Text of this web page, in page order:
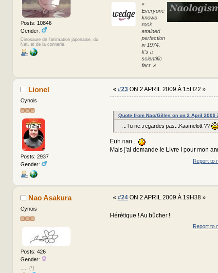
Posts: 10846
Gender:
Dinosaure de l'animation japonaise, du
Net, et de la connerie.
«
Everyone
knows
rock
attained
perfection
in 1974.
It's a
scientific
fact. »
Lionel
Cynois
Posts: 2937
Gender:
« #23ON 2 APRIL 2009 À 15H22 »
Quote from Nao/Gilles on on 2 April 2009
...Tu ne..regardes pas...Kaamelott ??
Euh nan...
Mais j'ai demande le Livre I pour mon
Report to
Nao Asakura
Cynois
Posts: 426
Gender:
..... {*}
« #24ON 2 APRIL 2009 À 19H38 »
Hérétique ! Au bûcher !
Report to